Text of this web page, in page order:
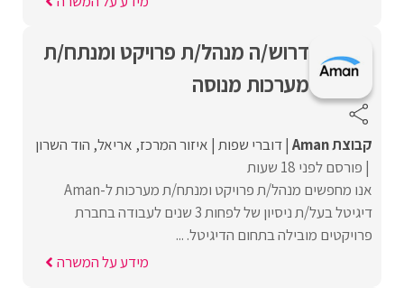
דרוש/ה מנהל/ת פרויקט ומנתח/ת
מערכות מנוסה
קבוצת Aman דוברי שפות איזור המרכז אריאל הוד השרון
פורסם לפני 18 שעות
אנו מחפשים מנהל/ת פרויקט ומנתח/ת מערכות ל-Aman
דיגיטל בעל/ת ניסיון של לפחות 3 שנים לעבודה בחברת
פרויקטים מובילה בתחום הדיגיטל. ...
מידע על המשרה